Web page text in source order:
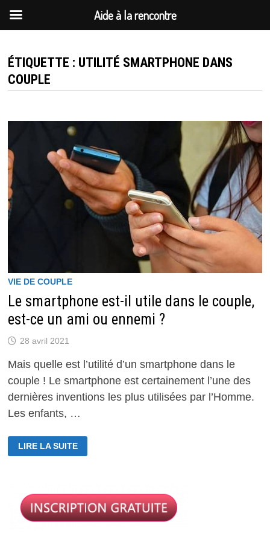
au
contenu
ÉTIQUETTE : UTILITÉ SMARTPHONE DANS
COUPLE
VIE DE COUPLE
Le smartphone est-il utile dans le couple,
est-ce un ami ou ennemi ?
28 avril 2021
Mais quelle est l’utilité d’un smartphone dans le
couple ! Le smartphone est certainement l’une des
dernières inventions les plus utilisées par l’Homme.
Les enfants, …
LE
SMARTPHONE
EST-
COUPLE,
EST-
CE
LIRE LA SUITE
Aide à la rencontre